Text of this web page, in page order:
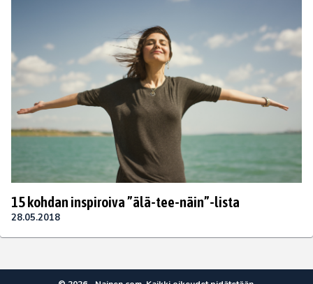
15 kohdan inspiroiva ”älä-tee-näin”-lista
28.05.2018